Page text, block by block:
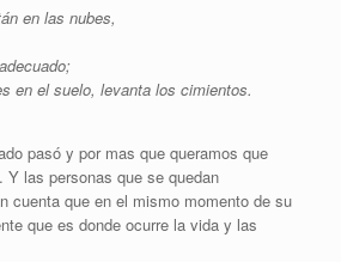
en las nubes,
en el suelo, levanta los cimientos.
pasó y por mas que queramos que
las personas que se quedan
cuenta que en el mismo momento de su
que es donde ocurre la vida y las